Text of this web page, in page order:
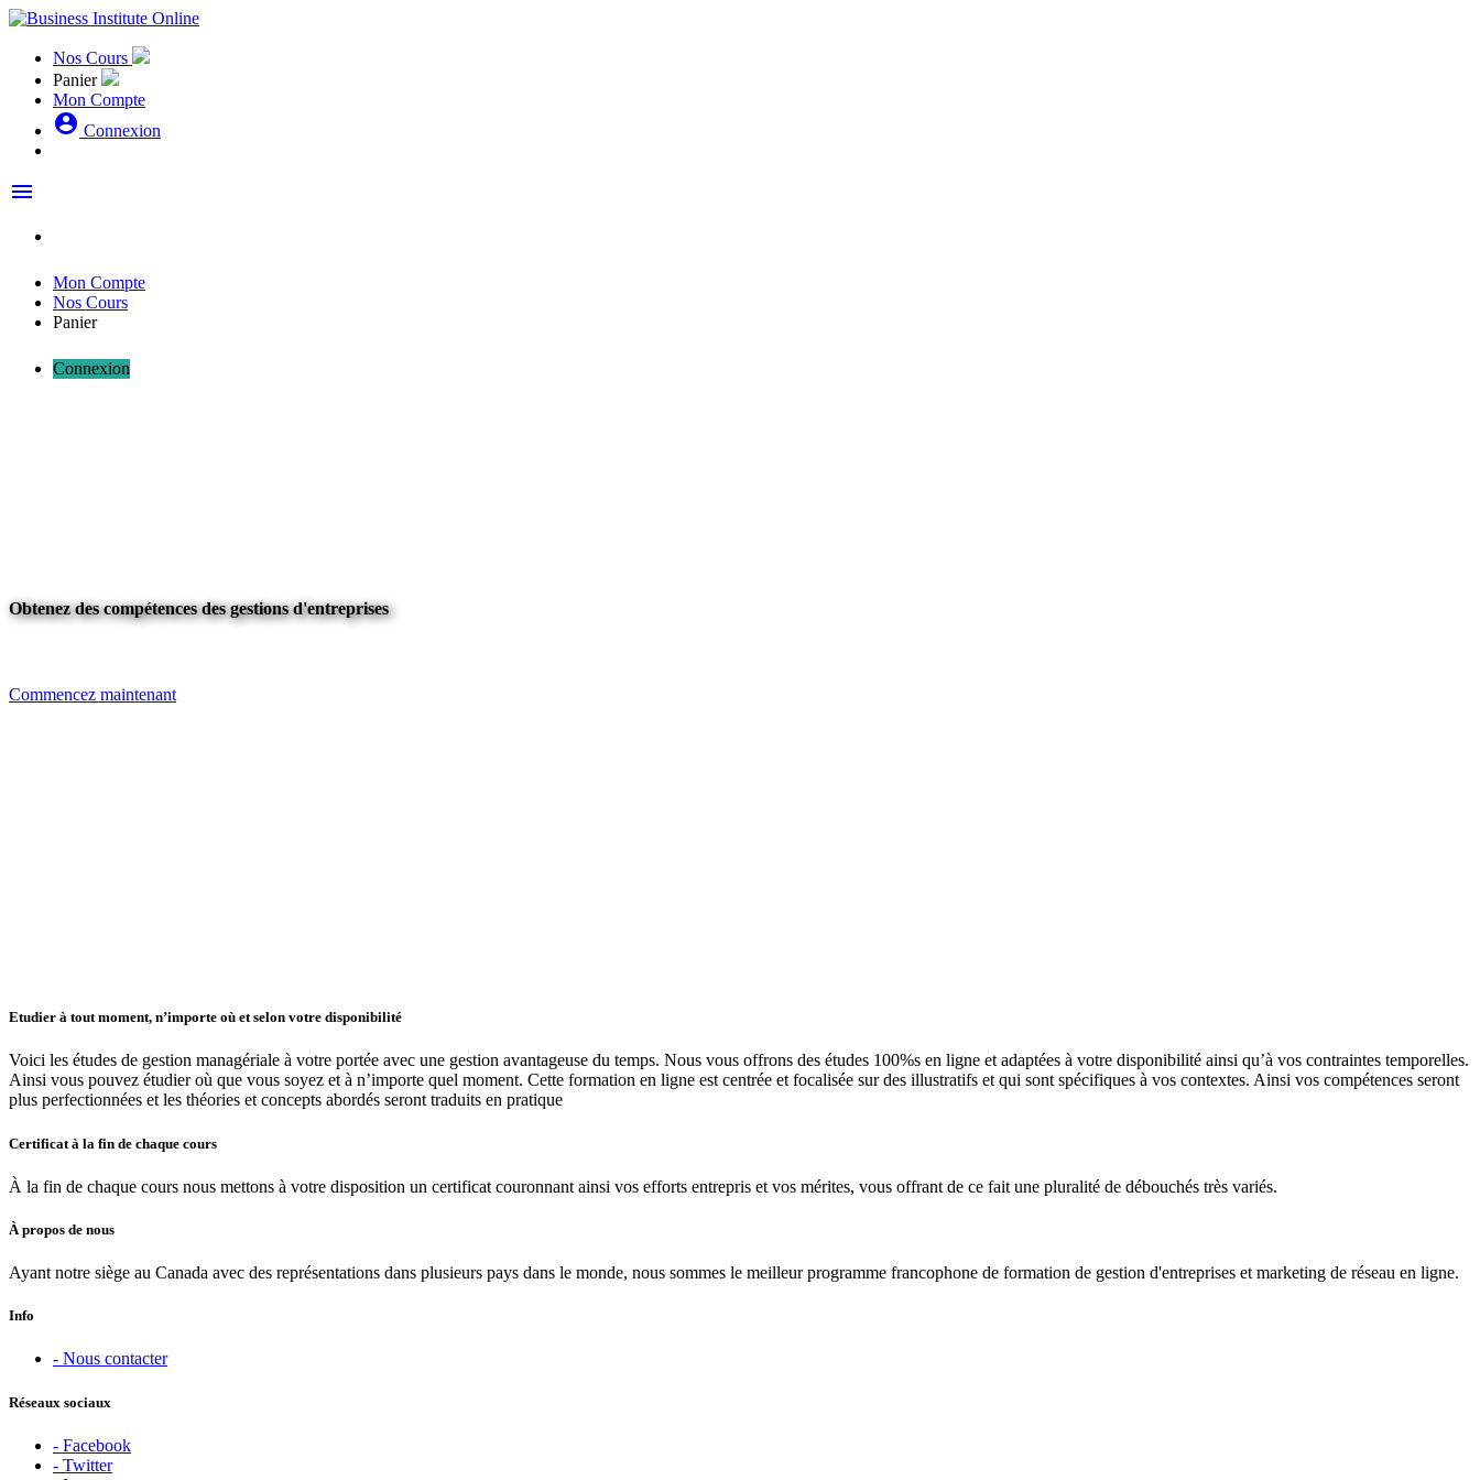
Nos Cours
Panier
Mon Compte
account_circle Connexion
menu
Mon Compte
Nos Cours
Panier
Connexion
Obtenez des compétences des gestions d'entreprises
Commencez maintenant
Etudier à tout moment, n’importe où et selon votre disponibilité
Voici les études de gestion managériale à votre portée avec une gestion avantageuse du temps. Nous vous offrons des études 100%s en ligne et adaptées à votre disponibilité ainsi qu’à vos contraintes temporelles.
Ainsi vous pouvez étudier où que vous soyez et à n’importe quel moment. Cette formation en ligne est centrée et focalisée sur des illustratifs et qui sont spécifiques à vos contextes. Ainsi vos compétences seront
plus perfectionnées et les théories et concepts abordés seront traduits en pratique
Certificat à la fin de chaque cours
À la fin de chaque cours nous mettons à votre disposition un certificat couronnant ainsi vos efforts entrepris et vos mérites, vous offrant de ce fait une pluralité de débouchés très variés.
À propos de nous
Ayant notre siège au Canada avec des représentations dans plusieurs pays dans le monde, nous sommes le meilleur programme francophone de formation de gestion d'entreprises et marketing de réseau en ligne.
Info
- Nous contacter
Réseaux sociaux
- Facebook
- Twitter